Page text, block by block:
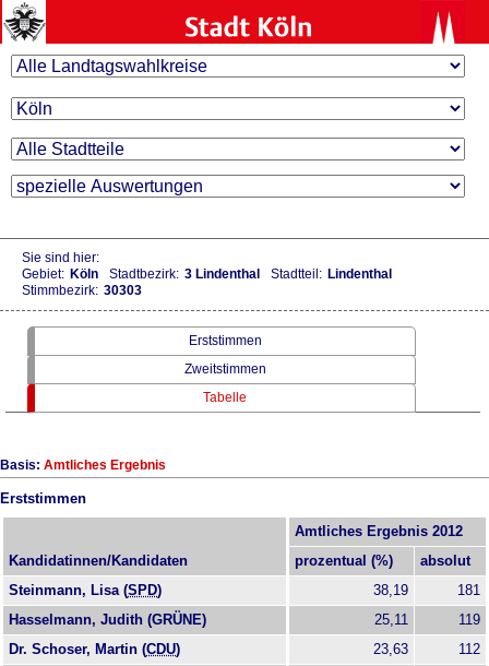
Sie sind hier:
Gebiet: Köln Stadtbezirk: 3 Lindenthal Stadtteil: Lindenthal
Stimmbezirk: 30303
Erststimmen
Zweitstimmen
Tabelle
Basis: Amtliches Ergebnis
Erststimmen
Kandidatinnen/Kandidaten
Amtliches Ergebnis 2012
prozentual (%)
absolut
Steinmann, Lisa (SPD) 38,19
181
Hasselmann, Judith (GRÜNE) 25,11
119
Dr. Schoser, Martin (CDU) 23,63
112